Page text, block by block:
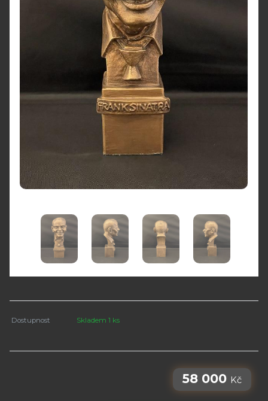
Dostupnost Skladem 1 ks
58 000 Kč